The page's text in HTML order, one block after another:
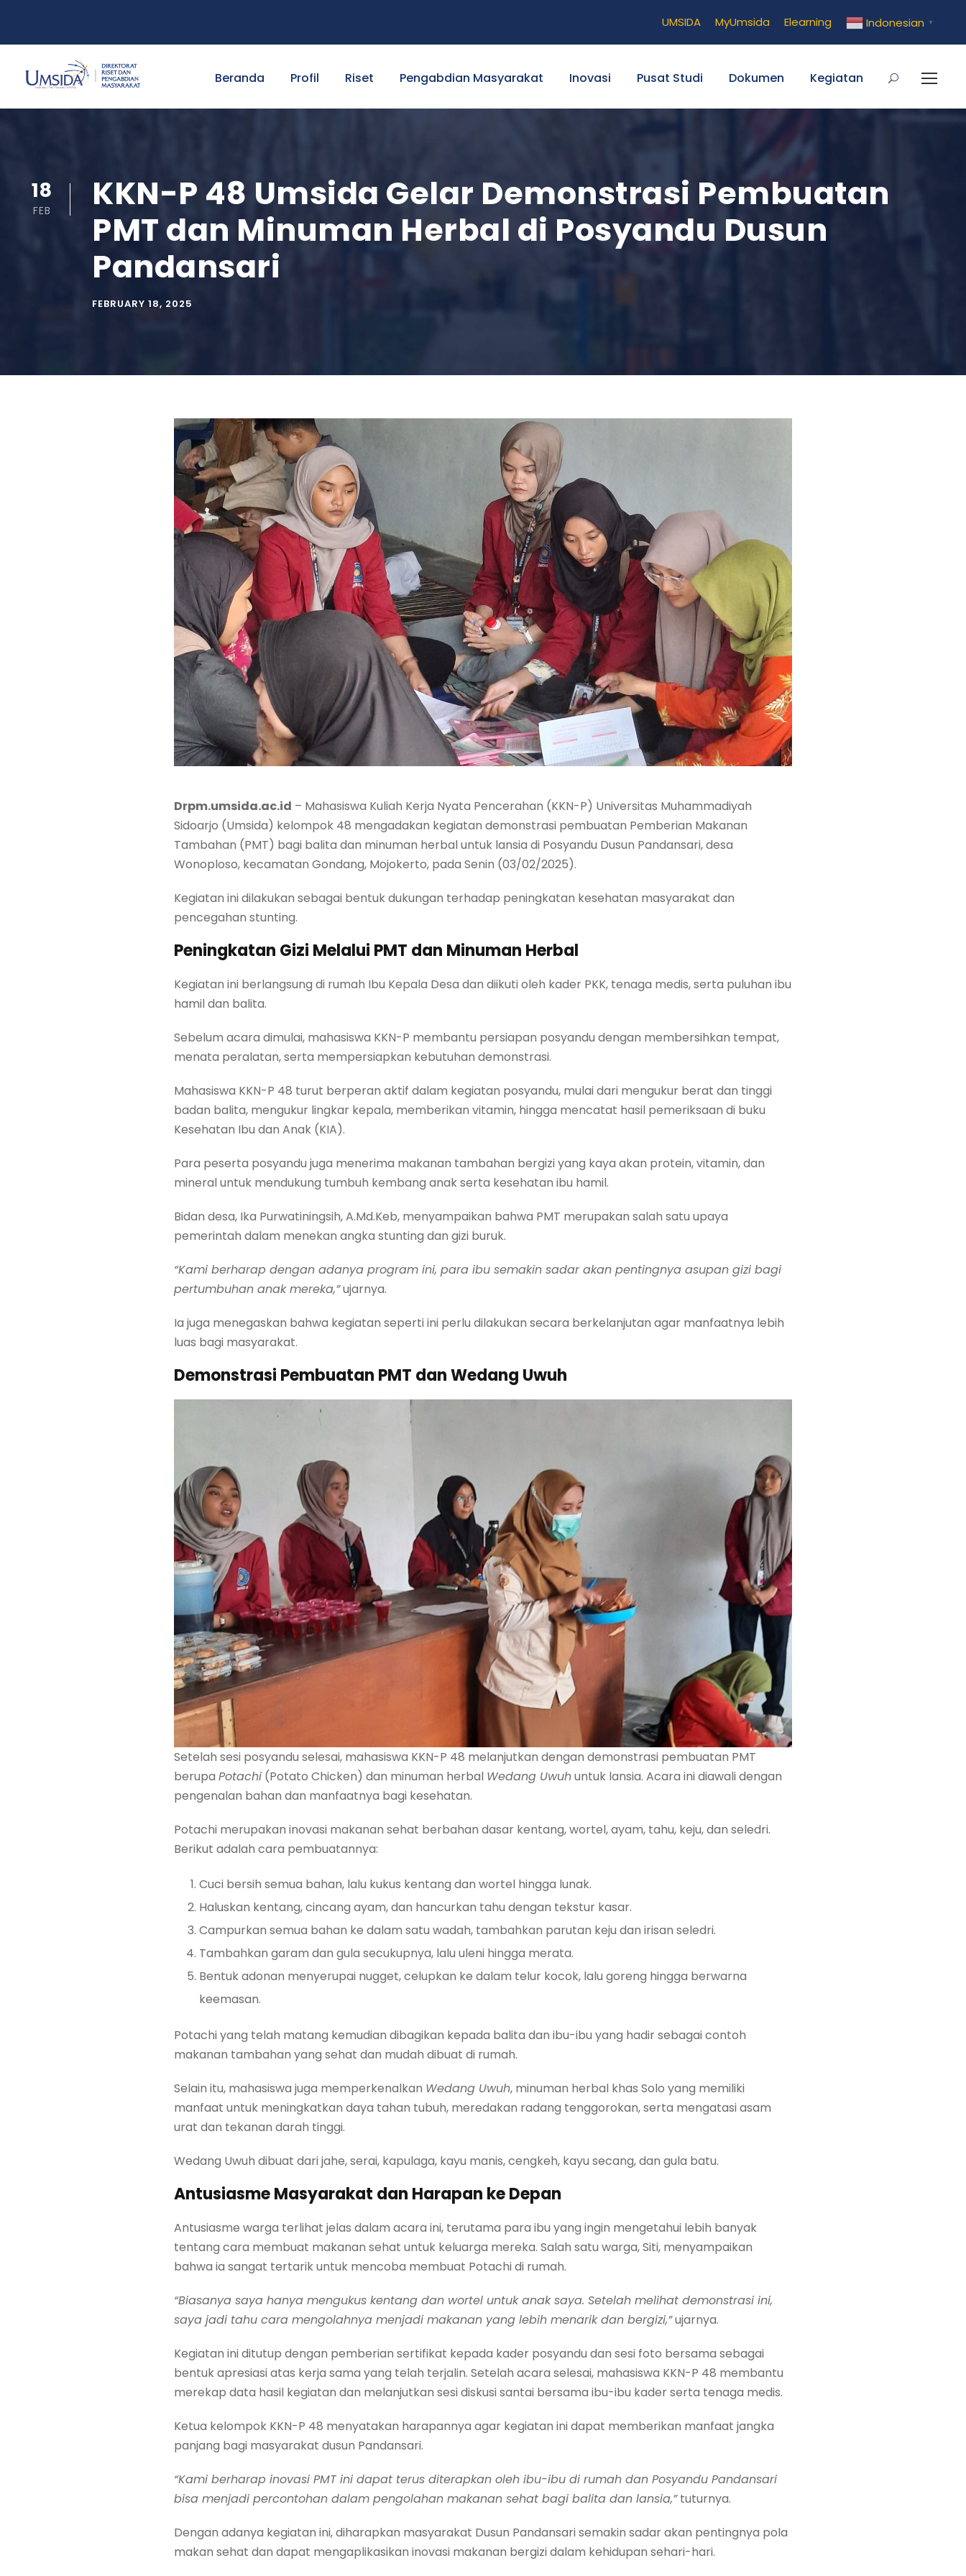
UMSIDA MyUmsida Elearning Indonesian ▼
Beranda Profil Riset Pengabdian Masyarakat Inovasi Pusat Studi Dokumen Kegiatan
18
FEB
KKN-P 48 Umsida Gelar Demonstrasi Pembuatan
PMT dan Minuman Herbal di Posyandu Dusun
Pandansari
FEBRUARY 18, 2025
Drpm.umsida.ac.id – Mahasiswa Kuliah Kerja Nyata Pencerahan (KKN-P) Universitas Muhammadiyah
Sidoarjo (Umsida) kelompok 48 mengadakan kegiatan demonstrasi pembuatan Pemberian Makanan
Tambahan (PMT) bagi balita dan minuman herbal untuk lansia di Posyandu Dusun Pandansari, desa
Wonoploso, kecamatan Gondang, Mojokerto, pada Senin (03/02/2025).
Kegiatan ini dilakukan sebagai bentuk dukungan terhadap peningkatan kesehatan masyarakat dan
pencegahan stunting.
Peningkatan Gizi Melalui PMT dan Minuman Herbal
Kegiatan ini berlangsung di rumah Ibu Kepala Desa dan diikuti oleh kader PKK, tenaga medis, serta puluhan ibu
hamil dan balita.
Sebelum acara dimulai, mahasiswa KKN-P membantu persiapan posyandu dengan membersihkan tempat,
menata peralatan, serta mempersiapkan kebutuhan demonstrasi.
Mahasiswa KKN-P 48 turut berperan aktif dalam kegiatan posyandu, mulai dari mengukur berat dan tinggi
badan balita, mengukur lingkar kepala, memberikan vitamin, hingga mencatat hasil pemeriksaan di buku
Kesehatan Ibu dan Anak (KIA).
Para peserta posyandu juga menerima makanan tambahan bergizi yang kaya akan protein, vitamin, dan
mineral untuk mendukung tumbuh kembang anak serta kesehatan ibu hamil.
Bidan desa, Ika Purwatiningsih, A.Md.Keb, menyampaikan bahwa PMT merupakan salah satu upaya
pemerintah dalam menekan angka stunting dan gizi buruk.
“Kami berharap dengan adanya program ini, para ibu semakin sadar akan pentingnya asupan gizi bagi
pertumbuhan anak mereka,”ujarnya.
Ia juga menegaskan bahwa kegiatan seperti ini perlu dilakukan secara berkelanjutan agar manfaatnya lebih
luas bagi masyarakat.
Demonstrasi Pembuatan PMT dan Wedang Uwuh
Setelah sesi posyandu selesai, mahasiswa KKN-P 48 melanjutkan dengan demonstrasi pembuatan PMT
berupa Potachi (Potato Chicken) dan minuman herbal Wedang Uwuhuntuk lansia. Acara ini diawali dengan
pengenalan bahan dan manfaatnya bagi kesehatan.
Potachi merupakan inovasi makanan sehat berbahan dasar kentang, wortel, ayam, tahu, keju, dan seledri.
Berikut adalah cara pembuatannya:
Cuci bersih semua bahan, lalu kukus kentang dan wortel hingga lunak.
Haluskan kentang, cincang ayam, dan hancurkan tahu dengan tekstur kasar.
Campurkan semua bahan ke dalam satu wadah, tambahkan parutan keju dan irisan seledri.
Tambahkan garam dan gula secukupnya, lalu uleni hingga merata.
Bentuk adonan menyerupai nugget, celupkan ke dalam telur kocok, lalu goreng hingga berwarna
keemasan.
Potachi yang telah matang kemudian dibagikan kepada balita dan ibu-ibu yang hadir sebagai contoh
makanan tambahan yang sehat dan mudah dibuat di rumah.
Selain itu, mahasiswa juga memperkenalkan Wedang Uwuh, minuman herbal khas Solo yang memiliki
manfaat untuk meningkatkan daya tahan tubuh, meredakan radang tenggorokan, serta mengatasi asam
urat dan tekanan darah tinggi.
Wedang Uwuh dibuat dari jahe, serai, kapulaga, kayu manis, cengkeh, kayu secang, dan gula batu.
Antusiasme Masyarakat dan Harapan ke Depan
Antusiasme warga terlihat jelas dalam acara ini, terutama para ibu yang ingin mengetahui lebih banyak
tentang cara membuat makanan sehat untuk keluarga mereka. Salah satu warga, Siti, menyampaikan
bahwa ia sangat tertarik untuk mencoba membuat Potachi di rumah.
“Biasanya saya hanya mengukus kentang dan wortel untuk anak saya. Setelah melihat demonstrasi ini,
saya jadi tahu cara mengolahnya menjadi makanan yang lebih menarik dan bergizi,”ujarnya.
Kegiatan ini ditutup dengan pemberian sertifikat kepada kader posyandu dan sesi foto bersama sebagai
bentuk apresiasi atas kerja sama yang telah terjalin. Setelah acara selesai, mahasiswa KKN-P 48 membantu
merekap data hasil kegiatan dan melanjutkan sesi diskusi santai bersama ibu-ibu kader serta tenaga medis.
Ketua kelompok KKN-P 48 menyatakan harapannya agar kegiatan ini dapat memberikan manfaat jangka
panjang bagi masyarakat dusun Pandansari.
“Kami berharap inovasi PMT ini dapat terus diterapkan oleh ibu-ibu di rumah dan Posyandu Pandansari
bisa menjadi percontohan dalam pengolahan makanan sehat bagi balita dan lansia,”tuturnya.
Dengan adanya kegiatan ini, diharapkan masyarakat Dusun Pandansari semakin sadar akan pentingnya pola
makan sehat dan dapat mengaplikasikan inovasi makanan bergizi dalam kehidupan sehari-hari.